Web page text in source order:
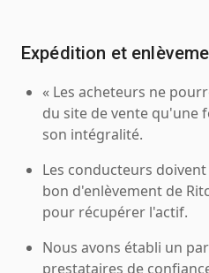
Expédition et
« Les acheteurs ne
du site de vente qu'une
son intégralité.
Les conducteurs
bon d'enlèvement de
pour récupérer l'actif.
Nous avons établi un
prestataires de